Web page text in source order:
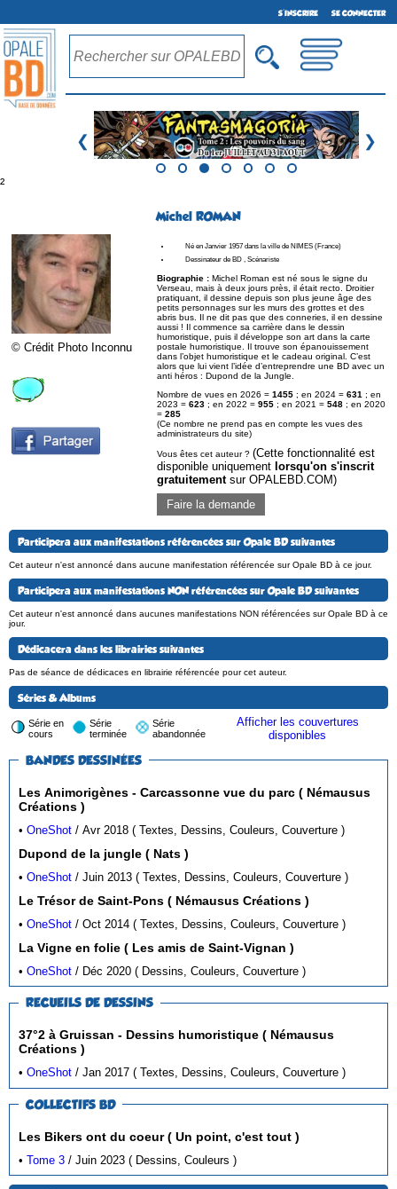
S'INSCRIRE SE CONNECTER
❮ ❯
²
Michel ROMAN
© Crédit Photo Inconnu
Né en Janvier 1957 dans la ville de NIMES (France)
Dessinateur de BD , Scénariste
Biographie : Michel Roman est né sous le signe du
Verseau, mais à deux jours près, il était recto. Droitier
pratiquant, il dessine depuis son plus jeune âge des
petits personnages sur les murs des grottes et des
abris bus. Il ne dit pas que des conneries, il en dessine
aussi ! Il commence sa carrière dans le dessin
humoristique, puis il développe son art dans la carte
postale humoristique. Il trouve son épanouissement
dans l’objet humoristique et le cadeau original. C’est
alors que lui vient l’idée d’entreprendre une BD avec un
anti héros : Dupond de la Jungle.
Nombre de vues en 2026 = 1455 ; en 2024 = 631 ; en
2023 = 623 ; en 2022 = 955 ; en 2021 = 548 ; en 2020
= 285
(Ce nombre ne prend pas en compte les vues des
administrateurs du site)
Vous êtes cet auteur ? (Cette fonctionnalité est
disponible uniquement lorsqu'on s'inscrit
gratuitementsur OPALEBD.COM)
Faire la demande
Participera aux manifestations référencées sur Opale BD suivantes
Cet auteur n'est annoncé dans aucune manifestation référencée sur Opale BD à ce jour.
Participera aux manifestations NON référencées sur Opale BD suivantes
Cet auteur n'est annoncé dans aucunes manifestations NON référencées sur Opale BD à ce
jour.
Dédicacera dans les librairies suivantes
Pas de séance de dédicaces en librairie référencée pour cet auteur.
Séries & Albums
Série en
cours
Série
terminée
Série
abandonnée
Afficher les couvertures
disponibles
BANDES DESSINÉES
Les Animorigènes - Carcassonne vue du parc ( Némausus
Créations )
•OneShot / Avr 2018 ( Textes, Dessins, Couleurs, Couverture )
Dupond de la jungle ( Nats )
•OneShot / Juin 2013 ( Textes, Dessins, Couleurs, Couverture )
Le Trésor de Saint-Pons ( Némausus Créations )
•OneShot / Oct 2014 ( Textes, Dessins, Couleurs, Couverture )
La Vigne en folie ( Les amis de Saint-Vignan )
•OneShot / Déc 2020 ( Dessins, Couleurs, Couverture )
RECUEILS DE DESSINS
37°2 à Gruissan - Dessins humoristique ( Némausus
Créations )
•OneShot / Jan 2017 ( Textes, Dessins, Couleurs, Couverture )
COLLECTIFS BD
Les Bikers ont du coeur ( Un point, c'est tout )
•Tome 3 / Juin 2023 ( Dessins, Couleurs )